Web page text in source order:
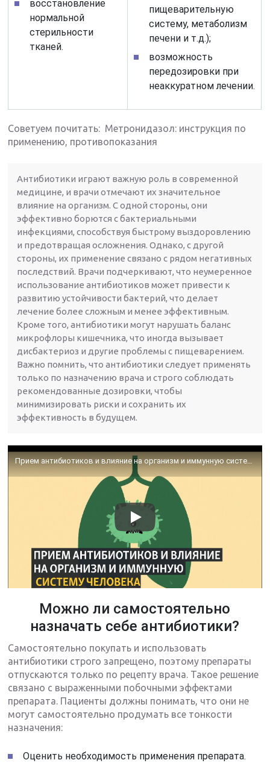
восстановление
нормальной
стерильности
тканей.
пищеварительную
систему, метаболизм
печени и т.д.);
возможность
передозировки при
неаккуратном лечении.
Советуем почитать: Метронидазол: инструкция по
применению, противопоказания
Антибиотики играют важную роль в современной
медицине, и врачи отмечают их значительное
влияние на организм. С одной стороны, они
эффективно борются с бактериальными
инфекциями, способствуя быстрому выздоровлению
и предотвращая осложнения. Однако, с другой
стороны, их применение связано с рядом негативных
последствий. Врачи подчеркивают, что неумеренное
использование антибиотиков может привести к
развитию устойчивости бактерий, что делает
лечение более сложным и менее эффективным.
Кроме того, антибиотики могут нарушать баланс
микрофлоры кишечника, что иногда вызывает
дисбактериоз и другие проблемы с пищеварением.
Важно помнить, что антибиотики следует применять
только по назначению врача и строго соблюдать
рекомендованные дозировки, чтобы
минимизировать риски и сохранить их
эффективность в будущем.
Прием антибиотиков и влияние на организм и иммунную систему человека
Можно ли самостоятельно
назначать себе антибиотики?
Самостоятельно покупать и использовать
антибиотики строго запрещено, поэтому препараты
отпускаются только по рецепту врача. Такое решение
связано с выраженными побочными эффектами
препарата. Пациенты должны понимать, что они не
могут самостоятельно продумать все тонкости
назначения:
Оценить необходимость применения препарата.